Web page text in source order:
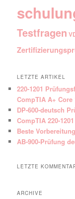
Testfragen
LETZTE ARTIKEL
220-1201
CompTIA A+ Core
DP-600-deutsch
CompTIA 220-
Beste
AB-900-Prüfung
LETZTE
ARCHIVE